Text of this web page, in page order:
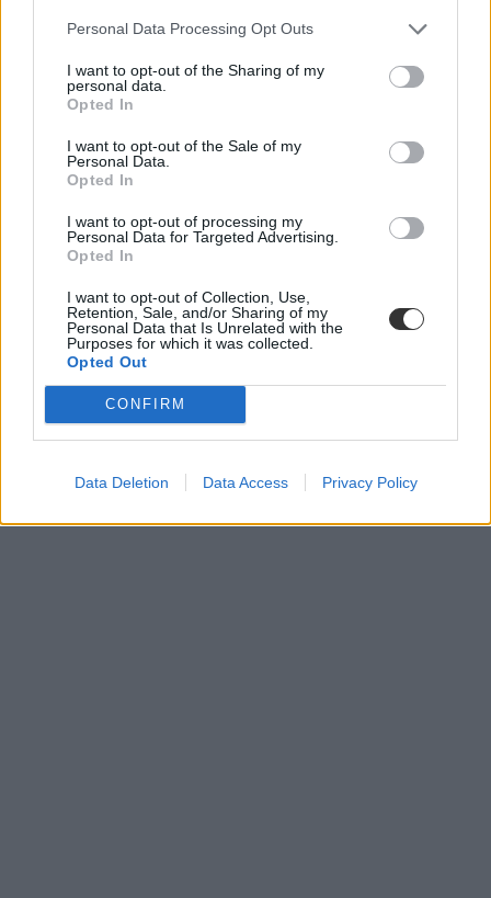
Personal Data Processing Opt Outs
I want to opt-out of the Sharing of my
personal data.
Opted In
I want to opt-out of the Sale of my
Personal Data.
Opted In
I want to opt-out of processing my
Personal Data for Targeted Advertising.
Opted In
I want to opt-out of Collection, Use,
Retention, Sale, and/or Sharing of my
Personal Data that Is Unrelated with the
Purposes for which it was collected.
Opted Out
CONFIRM
Data Deletion Data Access Privacy Policy
szakmai gyakorlat
külföldi ösztöndíj
külföldi ösztöndíjak
ösztöndíjak egyetemistáknak
campus mundi